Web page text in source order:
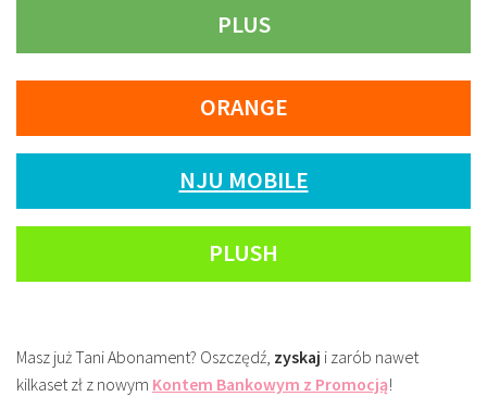
PLUS
ORANGE
NJU MOBILE
PLUSH
Masz już Tani Abonament? Oszczędź, zyskaj i zarób nawet
kilkaset zł z nowym Kontem Bankowym z Promocją!